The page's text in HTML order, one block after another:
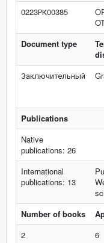
0223РК00385
Document type
Заключительный
Publications
Native
publications: 26
International
publications: 13
Number of books
2
6